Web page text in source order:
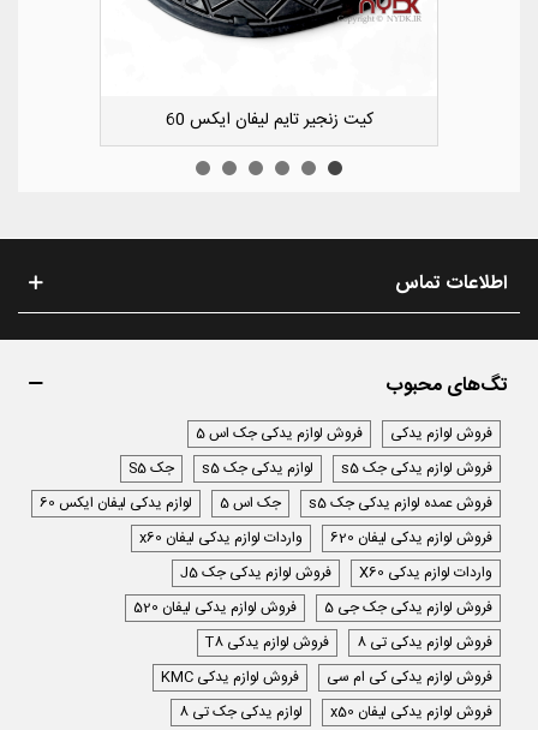
کوچک سپر عقب راست لیفان ایکس 50
اطلاعات تماس
تگ‌های محبوب
فروش لوازم یدکی
فروش لوازم یدکی جک اس 5
فروش لوازم یدکی جک s5
لوازم یدکی جک s5
جک S5
فروش عمده لوازم یدکی جک s5
جک اس 5
لوازم یدکی لیفان ایکس 60
فروش لوازم یدکی لیفان 620
واردات لوازم یدکی لیفان x60
واردات لوازم یدکی X60
فروش لوازم یدکی جک J5
فروش لوازم یدکی جک جی 5
فروش لوازم یدکی لیفان 520
فروش لوازم یدکی تی 8
فروش لوازم یدکی T8
فروش لوازم یدکی کی ام سی
فروش لوازم یدکی KMC
فروش لوازم یدکی لیفان x50
لوازم یدکی جک تی 8